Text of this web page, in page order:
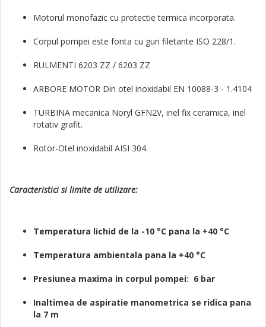
Motorul monofazic cu protectie termica incorporata.
Corpul pompei este fonta cu guri filetante ISO 228/1.
RULMENTI 6203 ZZ / 6203 ZZ
ARBORE MOTOR Din otel inoxidabil EN 10088-3 - 1.4104
TURBINA mecanica Noryl GFN2V, inel fix ceramica, inel
rotativ grafit.
Rotor-Otel inoxidabil AISI 304.
Caracteristici si limite de utilizare:
Temperatura lichid de la -10 °C pana la +40 °C
Temperatura ambientala pana la +40 °C
Presiunea maxima in corpul pompei: 6 bar
Inaltimea de aspiratie manometrica se ridica pana
la 7 m